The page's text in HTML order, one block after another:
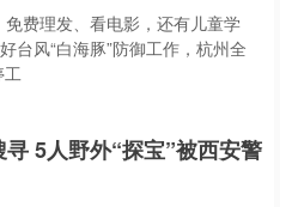
费理发、看电影，还有儿童学
台风“白海豚”防御工作，杭州全
工
5人野外“探宝”被西安警